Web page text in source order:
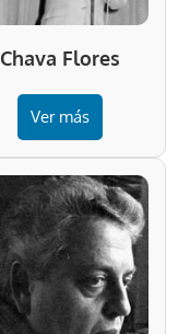
Chava Flores
Ver más